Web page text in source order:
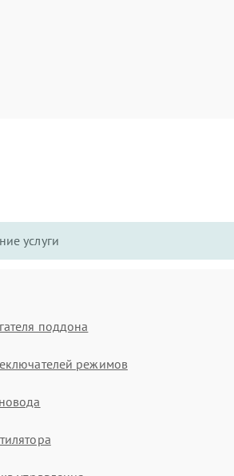
услуги
поддона
режимов